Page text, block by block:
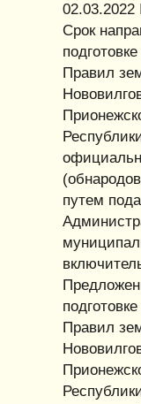
Срок
Правил
путем
Правил